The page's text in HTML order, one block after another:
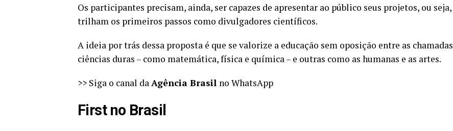
Os participantes precisam, ainda, ser capazes de apresentar ao público seus projetos, ou seja,
trilham os primeiros passos como divulgadores científicos.
A ideia por trás dessa proposta é que se valorize a educação sem oposição entre as chamadas
ciências duras – como matemática, física e química – e outras como as humanas e as artes.
>> Siga o canal daAgência Brasil no WhatsApp
First no Brasil